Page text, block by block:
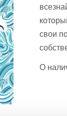
свои
О